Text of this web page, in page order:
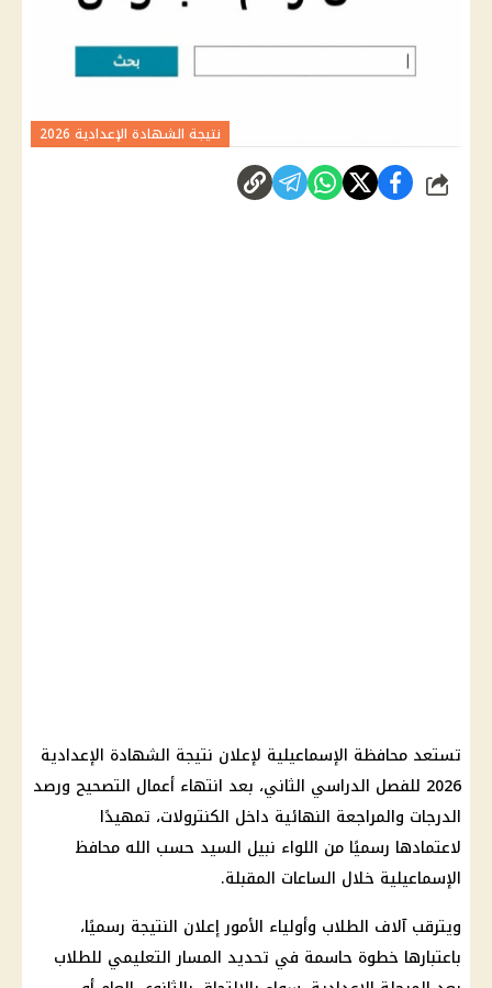
نتيجة الشهادة الإعدادية 2026
شارك
تستعد محافظة الإسماعيلية لإعلان نتيجة الشهادة الإعدادية
2026 للفصل الدراسي الثاني، بعد انتهاء أعمال التصحيح ورصد
الدرجات والمراجعة النهائية داخل الكنترولات، تمهيدًا
لاعتمادها رسميًا من اللواء نبيل السيد حسب الله محافظ
الإسماعيلية خلال الساعات المقبلة.
ويترقب آلاف الطلاب وأولياء الأمور إعلان النتيجة رسميًا،
باعتبارها خطوة حاسمة في تحديد المسار التعليمي للطلاب